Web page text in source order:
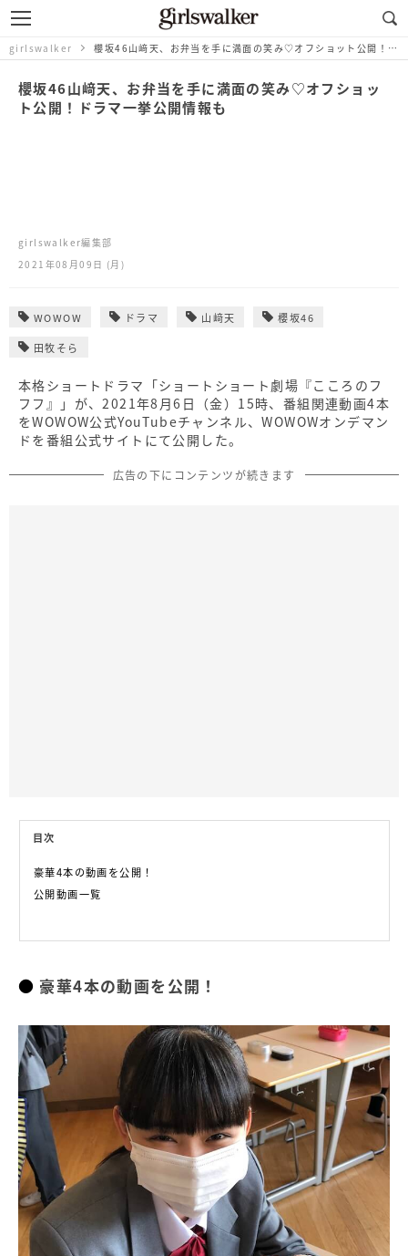
girlswalker 櫻坂46山﨑天、お弁当を手に満面の笑み♡オフショット公開！ドラマ一挙公開情報も
櫻坂46山﨑天、お弁当を手に満面の笑み♡オフショッ
ト公開！ドラマ一挙公開情報も
girlswalker編集部
2021年08月09日 (月)
WOWOW ドラマ 山﨑天 櫻坂46
田牧そら
本格ショートドラマ「ショートショート劇場『こころのフ
フフ』」が、2021年8月6日（金）15時、番組関連動画4本
をWOWOW公式YouTubeチャンネル、WOWOWオンデマン
ドを番組公式サイトにて公開した。
広告の下にコンテンツが続きます
目次
豪華4本の動画を公開！
公開動画一覧
豪華4本の動画を公開！